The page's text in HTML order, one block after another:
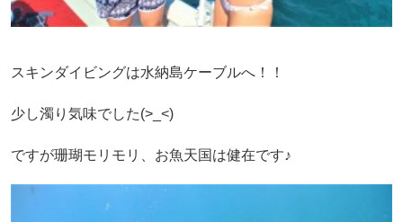
スキンダイビングは水納島ケーブルへ！！
少し濁り気味でした(>_<)
ですが珊瑚モリモリ、お魚天国は健在です♪